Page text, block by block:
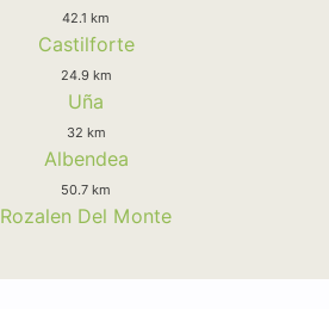
42.1 km
Castilforte
24.9 km
Uña
32 km
Albendea
50.7 km
Rozalen Del Monte